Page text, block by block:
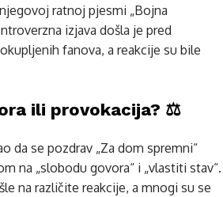
ratnoj pjesmi „Bojna
izjava došla je pred
fanova, a reakcije su bile
ili provokacija? ⚖️
da se pozdrav „Za dom spremni“
na „slobodu govora“ i „vlastiti stav“.
na različite reakcije, a mnogi su se